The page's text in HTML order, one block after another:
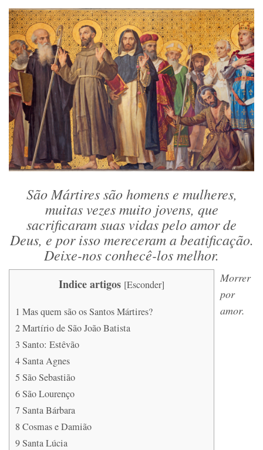
São Mártires são homens e mulheres,
muitas vezes muito jovens, que
sacrificaram suas vidas pelo amor de
Deus, e por isso mereceram a beatificação.
Deixe-nos conhecê-los melhor.
Indice artigos [Esconder]
1 Mas quem são os Santos Mártires?
2Martírio de São João Batista
3 Santo: Estêvão
4Santa Agnes
5 São Sebastião
6São Lourenço
7Santa Bárbara
8 Cosmas e Damião
9Santa Lúcia
Morrer
por
amor.